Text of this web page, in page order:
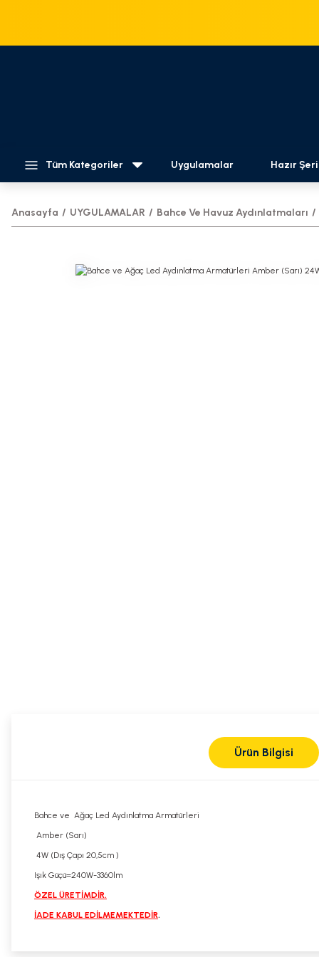
Tüm Kategoriler Uygulamalar Hazır
Anasayfa UYGULAMALAR Bahce Ve Havuz Aydınlatmaları
Ürün Bilgisi
Bahce ve Ağaç Led Aydınlatma Armatürleri
Amber (Sarı)
4W (Dış Çapı 20,5cm )
Işık Güçü=240W-3360lm
ÖZEL ÜRETİMDİR.
İADE KABUL EDİLMEMEKTEDİR.